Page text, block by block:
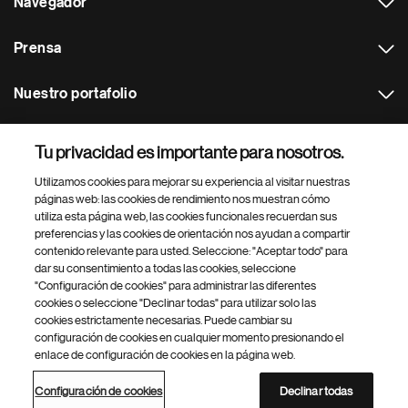
Prensa
Nuestro portafolio
Footer Site Search
inferior
del
© 2026 Novartis AG
Política de privacidad Términos de uso
Accesibilidad
Configuración de cookies
Mapa del sitio
Tu privacidad es importante para nosotros.
Utilizamos cookies para mejorar su experiencia al visitar nuestras
páginas web: las cookies de rendimiento nos muestran cómo
utiliza esta página web, las cookies funcionales recuerdan sus
preferencias y las cookies de orientación nos ayudan a compartir
contenido relevante para usted. Seleccione: "Aceptar todo" para
dar su consentimiento a todas las cookies, seleccione
"Configuración de cookies" para administrar las diferentes
cookies o seleccione "Declinar todas" para utilizar solo las
cookies estrictamente necesarias. Puede cambiar su
configuración de cookies en cualquier momento presionando el
enlace de configuración de cookies en la página web.
Configuración de cookies Declinar todas